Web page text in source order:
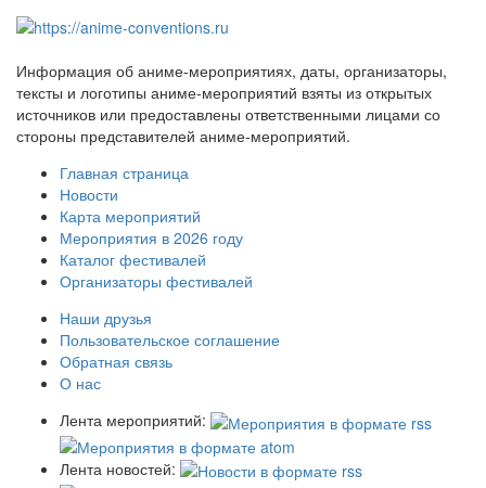
Информация об аниме-мероприятиях, даты, организаторы,
тексты и логотипы аниме-мероприятий взяты из открытых
источников или предоставлены ответственными лицами со
стороны представителей аниме-мероприятий.
Главная страница
Новости
Карта мероприятий
Мероприятия в 2026 году
Каталог фестивалей
Организаторы фестивалей
Наши друзья
Пользовательское соглашение
Обратная связь
О нас
Лента мероприятий:
Лента новостей: